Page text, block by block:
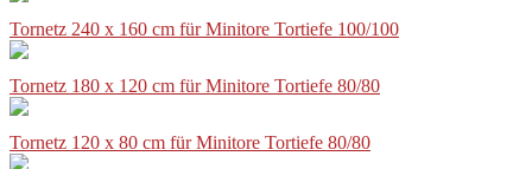
Tornetz 240 x 160 cm für Minitore Tortiefe 100/100
Tornetz 180 x 120 cm für Minitore Tortiefe 80/80
Tornetz 120 x 80 cm für Minitore Tortiefe 80/80